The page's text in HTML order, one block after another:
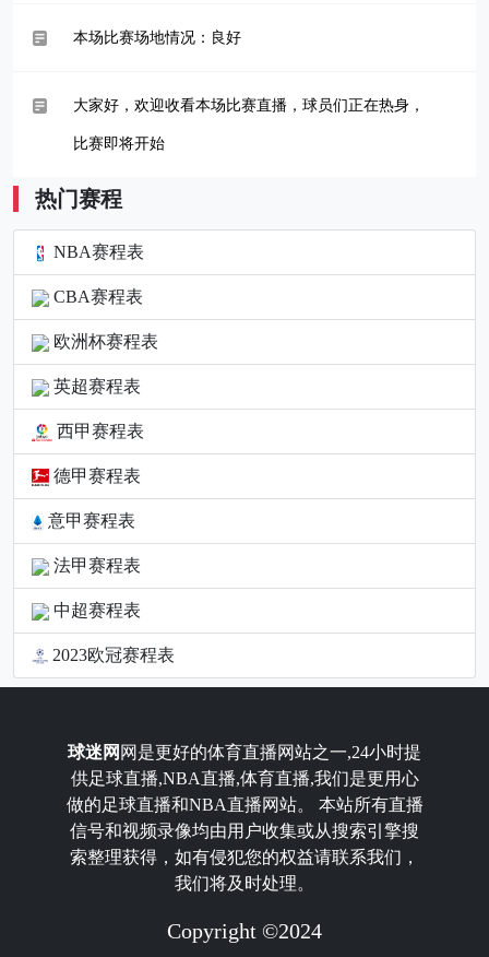
本场比赛场地情况：良好
大家好，欢迎收看本场比赛直播，球员们正在热身，
比赛即将开始
热门赛程
NBA赛程表
CBA赛程表
欧洲杯赛程表
英超赛程表
西甲赛程表
德甲赛程表
意甲赛程表
法甲赛程表
中超赛程表
2023欧冠赛程表
球迷网 网是更好的体育直播网站之一,24小时提
供足球直播,NBA直播,体育直播,我们是更用心
做的足球直播和NBA直播网站。 本站所有直播
信号和视频录像均由用户收集或从搜索引擎搜
索整理获得，如有侵犯您的权益请联系我们，
我们将及时处理。
Copyright ©2024